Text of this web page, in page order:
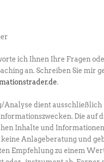
ich Ihnen Ihre Fragen
an. Schreiben Sie mir
.
Analyse dient ausschließlich
Die auf
Inhalte und
Anlageberatung und
Empfehlung zu einem